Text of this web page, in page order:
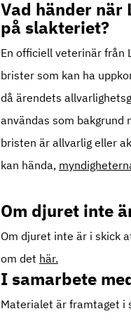
Vad händer
på slakteriet?
En officiell veterinär från
brister som kan ha
då ärendets
användas som bakgrund
bristen är allvarlig eller
kan hända,
Om djuret inte
Om djuret inte är i skick
om det här.
I samarbete
Materialet är framtaget i